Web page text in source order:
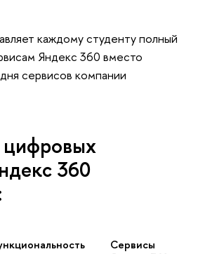
каждому студенту полный
Яндекс 360 вместо
сервисов компании
360
Сервисы